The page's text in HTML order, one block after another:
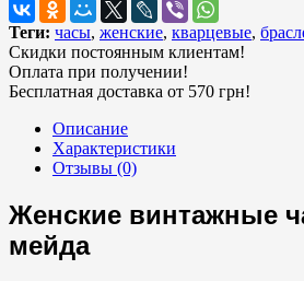
Теги: часы, женские, кварцевые,
Скидки постоянным клиентам!
Оплата при получении!
Бесплатная доставка от 570 грн!
Описание
Характеристики
Отзывы (0)
Женские винтажные
мейда